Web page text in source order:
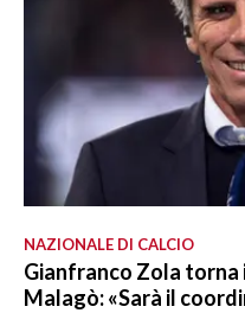
NAZIONALE DI CALCIO
Gianfranco Zola torna
Malagò: «Sarà il